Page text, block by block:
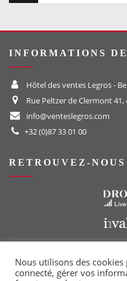
INFORMATIONS
Hôtel des ventes Legros -
Rue Peltzer de Clermont 41,
info@venteslegros.com
+32 (0)87 33 01 00
RETROUVEZ-NOUS
Nous utilisons des
connecté, gérer vos